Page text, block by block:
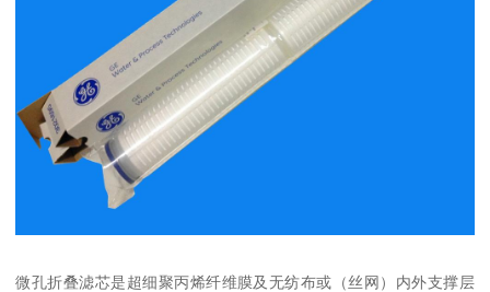
微孔折叠滤芯是超细聚丙烯纤维膜及无纺布或（丝网）内外支撑层